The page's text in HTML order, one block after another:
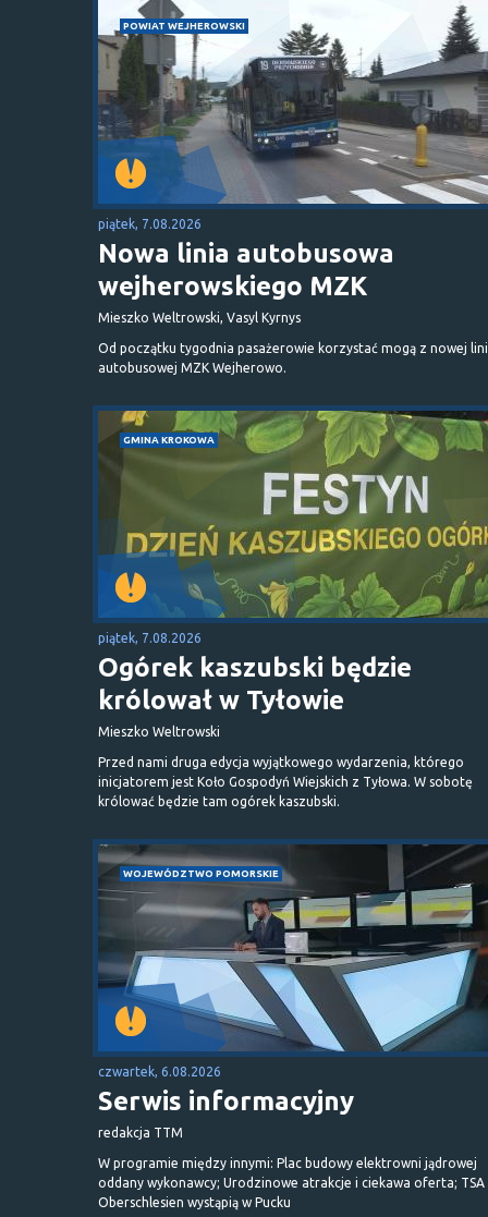
POWIAT WEJHEROWSKI
piątek, 7.08.2026
Nowa linia autobusowa
wejherowskiego MZK
Mieszko Weltrowski, Vasyl Kyrnys
Od początku tygodnia pasażerowie korzystać mogą z nowej
autobusowej MZK Wejherowo.
GMINA KROKOWA
piątek, 7.08.2026
Ogórek kaszubski będzie
królował w Tyłowie
Mieszko Weltrowski
Przed nami druga edycja wyjątkowego wydarzenia, którego
inicjatorem jest Koło Gospodyń Wiejskich z Tyłowa. W sobotę
królować będzie tam ogórek kaszubski.
WOJEWÓDZTWO POMORSKIE
czwartek, 6.08.2026
Serwis informacyjny
redakcja TTM
W programie między innymi: Plac budowy elektrowni jądrowej
oddany wykonawcy; Urodzinowe atrakcje i ciekawa oferta; TSA
Oberschlesien wystąpią w Pucku